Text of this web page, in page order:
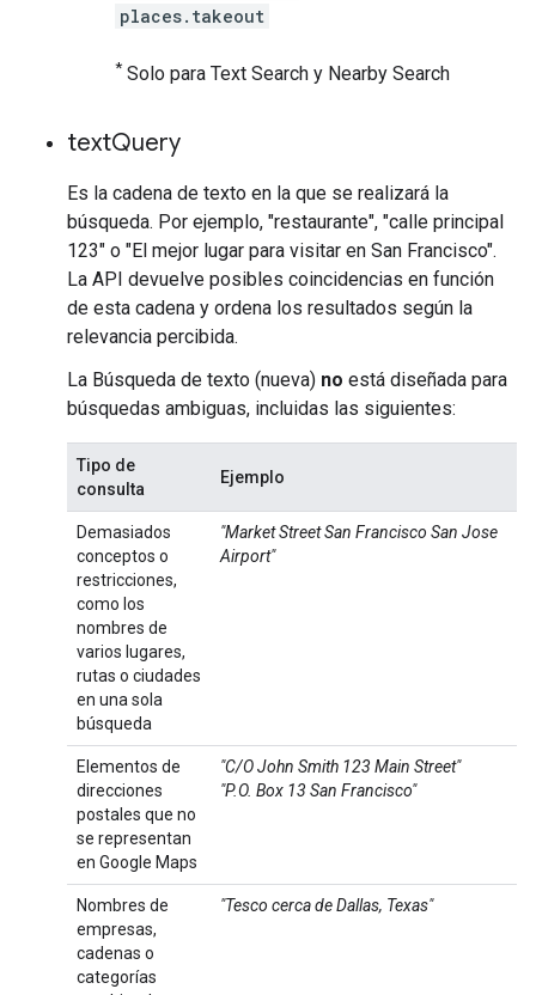
places.takeout
* Solo para Text Search y Nearby Search
textQuery
Es la cadena de texto en la que se realizará la
búsqueda. Por ejemplo, "restaurante", "calle principal
123" o "El mejor lugar para visitar en San Francisco".
La API devuelve posibles coincidencias en función
de esta cadena y ordena los resultados según la
relevancia percibida.
La Búsqueda de texto (nueva) no está diseñada para
búsquedas ambiguas, incluidas las siguientes:
Tipo de
consulta
Ejemplo
Demasiados
conceptos o
restricciones,
como los
nombres de
varios lugares,
rutas o ciudades
en una sola
búsqueda
"Market Street San Francisco San Jose
Airport"
Elementos de
direcciones
postales que no
se representan
en Google Maps
"C/O John Smith 123 Main Street"
"P.O. Box 13 San Francisco"
Nombres de
empresas,
cadenas o
categorías
"Tesco cerca de Dallas, Texas"